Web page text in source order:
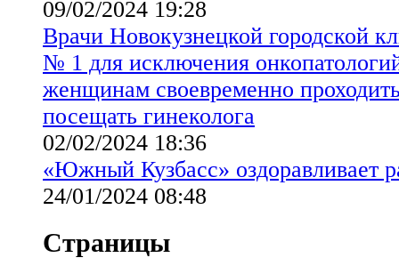
09/02/2024 19:28
Врачи Новокузнецкой городской
№ 1 для исключения
женщинам своевременно
посещать гинеколога
02/02/2024 18:36
«Южный Кузбасс» оздоравливает
24/01/2024 08:48
Страницы